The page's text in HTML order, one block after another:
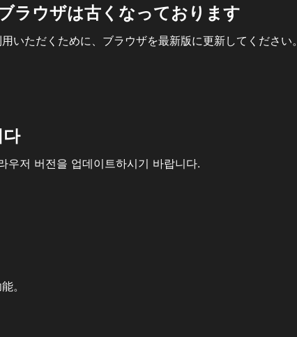
ラウザは古くなっております
いただくために、ブラウザを最新版に更新してください。
우저 버전을 업데이트하시기 바랍니다.
。